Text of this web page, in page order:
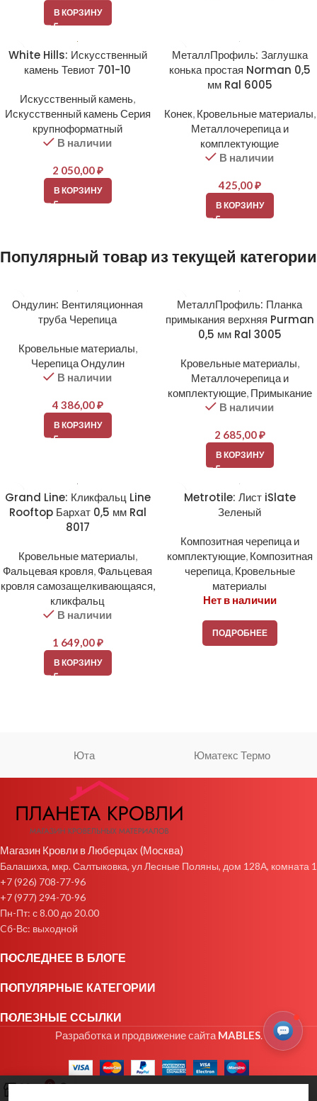
В КОРЗИНУ
White Hills: Искусственный
камень Тевиот 701-10
Искусственный камень,
Искусственный камень Серия
крупноформатный
В наличии
2 050,00₽
В КОРЗИНУ
МеталлПрофиль: Заглушка
конька простая Norman 0,5
мм Ral 6005
Конек, Кровельные материалы,
Металлочерепица и
комплектующие
В наличии
425,00₽
В КОРЗИНУ
Популярный товар из текущей категории
Ондулин: Вентиляционная
труба Черепица
Кровельные материалы,
Черепица Ондулин
В наличии
4 386,00₽
В КОРЗИНУ
МеталлПрофиль: Планка
примыкания верхняя Purman
0,5 мм Ral 3005
Кровельные материалы,
Металлочерепица и
комплектующие, Примыкание
В наличии
2 685,00₽
В КОРЗИНУ
Grand Line: Кликфальц Line
Rooftop Бархат 0,5 мм Ral
8017
Кровельные материалы,
Фальцевая кровля, Фальцевая
кровля самозащелкивающаяся,
кликфальц
В наличии
1 649,00₽
В КОРЗИНУ
Metrotile: Лист iSlate
Зеленый
Композитная черепица и
комплектующие, Композитная
черепица, Кровельные
материалы
Нет в наличии
ПОДРОБНЕЕ
Юта Юматекс Термо
Магазин Кровли в Люберцах (Москва)
Балашиха, мкр. Салтыковка, ул Лесные Поляны, дом 128А, комната 1
+7 (926) 708-77-96
+7 (977) 294-70-96
Пн-Пт: с 8.00 до 20.00
Cб-Вс: выходной
ПОСЛЕДНЕЕ В БЛОГЕ
ПОПУЛЯРНЫЕ КАТЕГОРИИ
ПОЛЕЗНЫЕ ССЫЛКИ
Разработка и продвижение сайтаMABLES.
0